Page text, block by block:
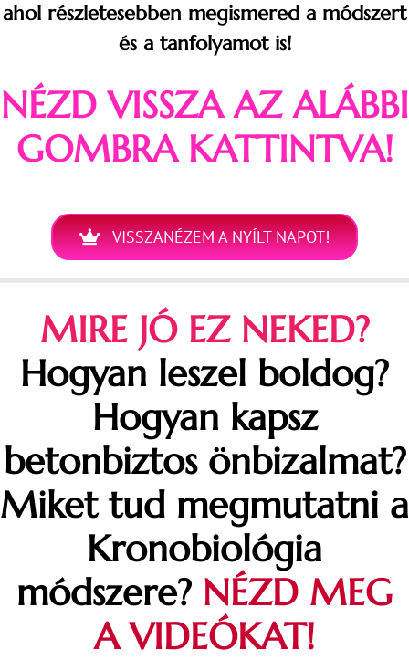
ahol részletesebben megismered a módszert
és a tanfolyamot is!
NÉZD VISSZA AZ ALÁBBI
GOMBRA KATTINTVA!
VISSZANÉZEM A NYÍLT NAPOT!
MIRE JÓ EZ NEKED?
Hogyan leszel boldog?
Hogyan kapsz
betonbiztos önbizalmat?
Miket tud megmutatni a
Kronobiológia
módszere? NÉZD MEG
A VIDEÓKAT!